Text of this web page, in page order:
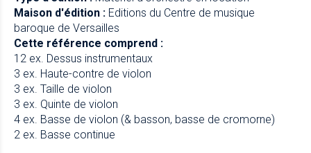
Maison d'édition : Editions du Centre de musique
baroque de Versailles
Cette référence comprend :
12 ex. Dessus instrumentaux
3 ex. Haute-contre de violon
3 ex. Taille de violon
3 ex. Quinte de violon
4 ex. Basse de violon (& basson, basse de cromorne)
2 ex. Basse continue